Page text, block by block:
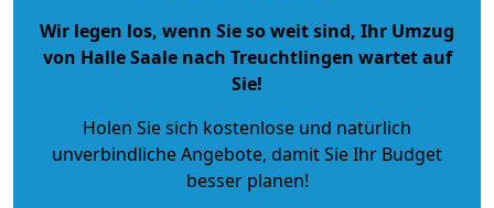
Wir legen los, wenn Sie so weit sind, Ihr Umzug
von Halle Saale nach Treuchtlingen wartet auf
Sie!
Holen Sie sich kostenlose und natürlich
unverbindliche Angebote, damit Sie Ihr Budget
besser planen!